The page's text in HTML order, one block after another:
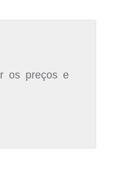
os preços e